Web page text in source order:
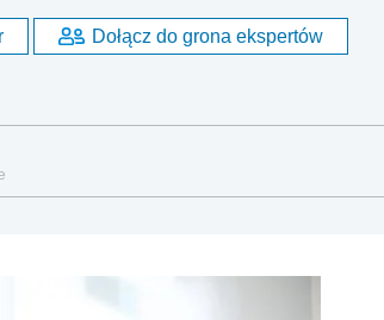
Dołącz do grona ekspertów